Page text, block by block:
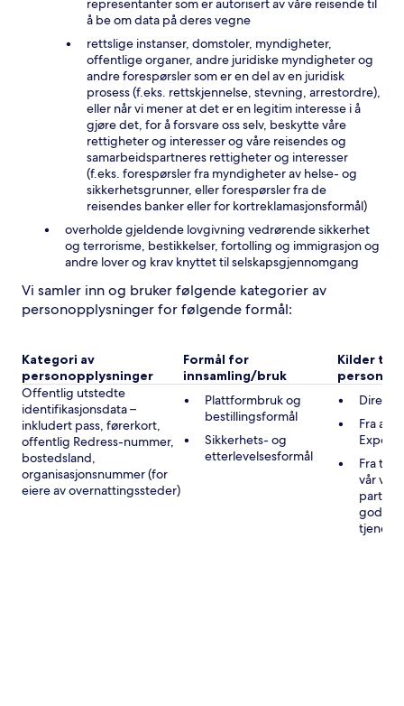
representanter som er autorisert av våre reisende til
å be om data på deres vegne
rettslige instanser, domstoler, myndigheter,
offentlige organer, andre juridiske myndigheter og
andre forespørsler som er en del av en juridisk
prosess (f.eks. rettskjennelse, stevning, arrestordre),
eller når vi mener at det er en legitim interesse i å
gjøre det, for å forsvare oss selv, beskytte våre
rettigheter og interesser og våre reisendes og
samarbeidspartneres rettigheter og interesser
(f.eks. forespørsler fra myndigheter av helse- og
sikkerhetsgrunner, eller forespørsler fra de
reisendes banker eller for kortreklamasjonsformål)
overholde gjeldende lovgivning vedrørende sikkerhet
og terrorisme, bestikkelser, fortolling og immigrasjon og
andre lover og krav knyttet til selskapsgjennomgang
Vi samler inn og bruker følgende kategorier av
personopplysninger for følgende formål:
Kategori av
personopplysninger
Formål for
innsamling/bruk
Kilder til
Offentlig utstedte
identifikasjonsdata –
inkludert pass, førerkort,
offentlig Redress-nummer,
bostedsland,
organisasjonsnummer (for
eiere av overnattingssteder)
Plattformbruk og
bestillingsformål
Sikkerhets- og
etterlevelsesformål
Fra
Fra
vår